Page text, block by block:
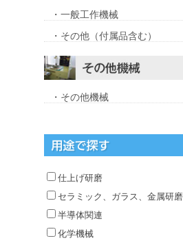
・一般工作機械
・その他（付属品含む）
・その他機械
仕上げ研磨
セラミック、ガラス、金属研磨
半導体関連
化学機械